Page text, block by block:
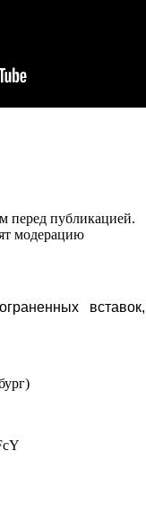
перед публикацией.
модерацию
вставок,